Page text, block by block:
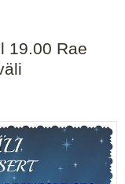
19.00 Rae